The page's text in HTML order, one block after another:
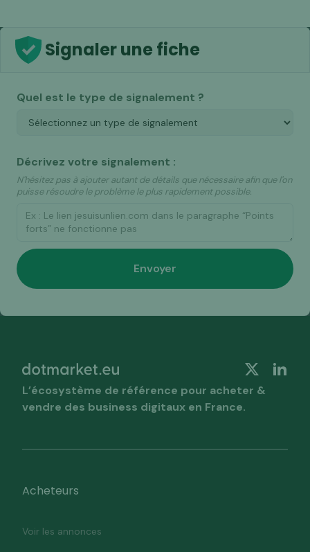
Signaler une fiche
Quel est le type de signalement ?
Décrivez votre signalement :
N'hésitez pas à ajouter autant de détails que nécessaire afin que l'on
puisse résoudre le problème le plus rapidement possible.
L’écosystème de référence pour acheter &
vendre des business digitaux en France.
Acheteurs
Voir les annonces